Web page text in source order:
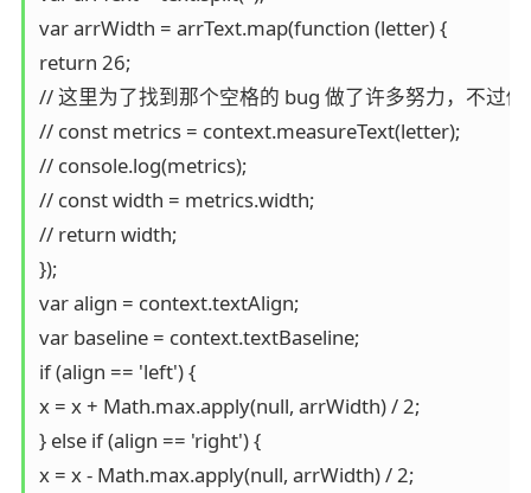
var arrWidth = arrText.map(function (letter) {
return 26;
// 这里为了找到那个空格的 bug 做了许多努力，不过
// const metrics = context.measureText(letter);
// console.log(metrics);
// const width = metrics.width;
// return width;
});
var align = context.textAlign;
var baseline = context.textBaseline;
if (align == 'left') {
x = x + Math.max.apply(null, arrWidth) / 2;
} else if (align == 'right') {
x = x - Math.max.apply(null, arrWidth) / 2;